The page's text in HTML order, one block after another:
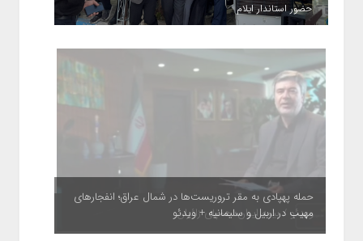
حضور استاندار ایلام
حمله پهپادی به مقر تروریست‌ها در شمال عراق؛ انفجارهای
مهیب در اربیل و سلیمانیه + ویدئو